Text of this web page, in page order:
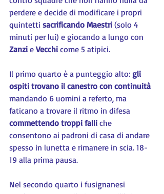
perdere e decide di modificare i propri
quintetti sacrificando Maestri (solo 4
minuti per lui) e giocando a lungo con
Zanzi e Vecchi come 5 atipici.
Il primo quarto è a punteggio alto: gli
ospiti trovano il canestro con continuità
mandando 6 uomini a referto, ma
faticano a trovare il ritmo in difesa
commettendo troppi falli che
consentono ai padroni di casa di andare
spesso in lunetta e rimanere in scia. 18-
19 alla prima pausa.
Nel secondo quarto i fusignanesi